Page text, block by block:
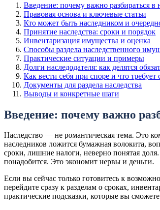
Введение: почему важно разбираться в
Правовая основа и ключевые статьи
Кто может быть наследником и
Принятие наследства: сроки и порядок
Инвентаризация имущества и оценка
Способы раздела наследственного
Практические ситуации и примеры
Долги наследодателя: как делятся
Как вести себя при споре и что требует
Документы для раздела наследства
Выводы и конкретные шаги
Введение: почему важно
Наследство — не романтическая тема. Это
наследников ложится бумажная волокита,
сроки, лишние налоги, неверно понятая
понадобится. Это экономит нервы и деньги.
Если вы сейчас только готовитесь к
перейдите сразу к разделам о сроках,
практические подсказки, которые вы